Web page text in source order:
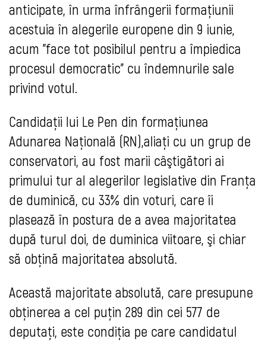
anticipate, în urma înfrângerii formaţiunii
acestuia în alegerile europene din 9 iunie,
acum "face tot posibilul pentru a împiedica
procesul democratic" cu îndemnurile sale
privind votul.
Candidaţii lui Le Pen din formaţiunea
Adunarea Naţională (RN),aliaţi cu un grup de
conservatori, au fost marii câştigători ai
primului tur al alegerilor legislative din Franţa
de duminică, cu 33% din voturi, care îi
plasează în postura de a avea majoritatea
după turul doi, de duminica viitoare, şi chiar
să obţină majoritatea absolută.
Această majoritate absolută, care presupune
obţinerea a cel puţin 289 din cei 577 de
deputaţi, este condiţia pe care candidatul